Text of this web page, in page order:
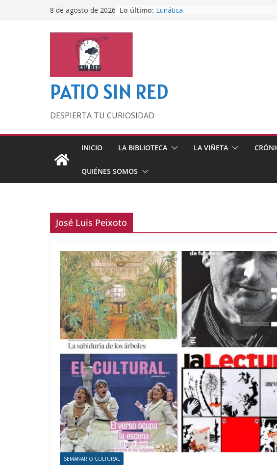
8 de agosto de 2026 Lo último: Lunática
PATIO SIN RED
DESPIERTA TU CURIOSIDAD
INICIO LA BIBLIOTECA LA VIÑETA
QUIÉNES SOMOS
José Luis Peixoto
SEMANARIO CULTURAL